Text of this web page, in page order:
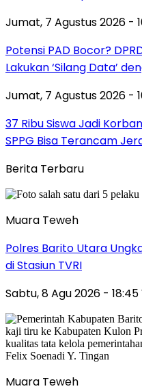
Jumat, 7 Agustus 2026 -
Potensi PAD Bocor?
Lakukan ‘Silang Data’
Jumat, 7 Agustus 2026 -
37 Ribu Siswa Jadi
SPPG Bisa Terancam
Berita Terbaru
Muara Teweh
Polres Barito Utara
di Stasiun TVRI
Sabtu, 8 Agu 2026 - 18:45
Muara Teweh